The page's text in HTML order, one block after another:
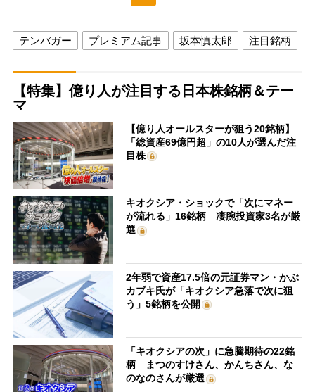
テンバガー プレミアム記事 坂本慎太郎 注目銘柄
【特集】億り人が注目する日本株銘柄＆テー
マ
【億り人オールスターが狙う20銘柄】
「総資産69億円超」の10人が選んだ注
目株
キオクシア・ショックで「次にマネー
が流れる」16銘柄 凄腕投資家3名が厳
選
2年弱で資産17.5倍の元証券マン・かぶ
カブキ氏が「キオクシア急落で次に狙
う」5銘柄を公開
「キオクシアの次」に急騰期待の22銘
柄 まつのすけさん、かんちさん、な
のなのさんが厳選